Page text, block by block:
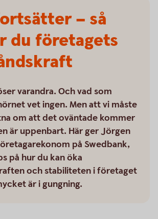
– så
du företagets
varandra. Och vad som
vet ingen. Men att vi måste
om att det oväntade kommer
är uppenbart. Här ger Jörgen
på Swedbank,
på hur du kan öka
och stabiliteten i företaget
är i gungning.